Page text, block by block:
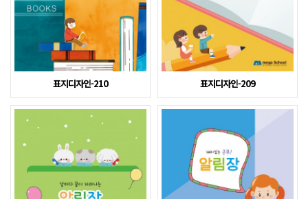
표지디자인-210 표지디자인-209